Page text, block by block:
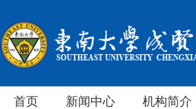
首页 新闻中心 机构简介